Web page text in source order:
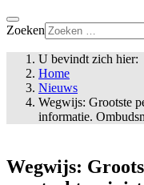
Zoeken
U bevindt zich hier:
Home
Nieuws
Wegwijs: Grootste
informatie.
Wegwijs: